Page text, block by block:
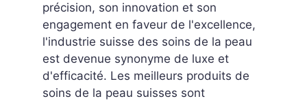
précision, son innovation et son
engagement en faveur de l'excellence,
l'industrie suisse des soins de la peau
est devenue synonyme de luxe et
d'efficacité. Les meilleurs produits de
soins de la peau suisses sont